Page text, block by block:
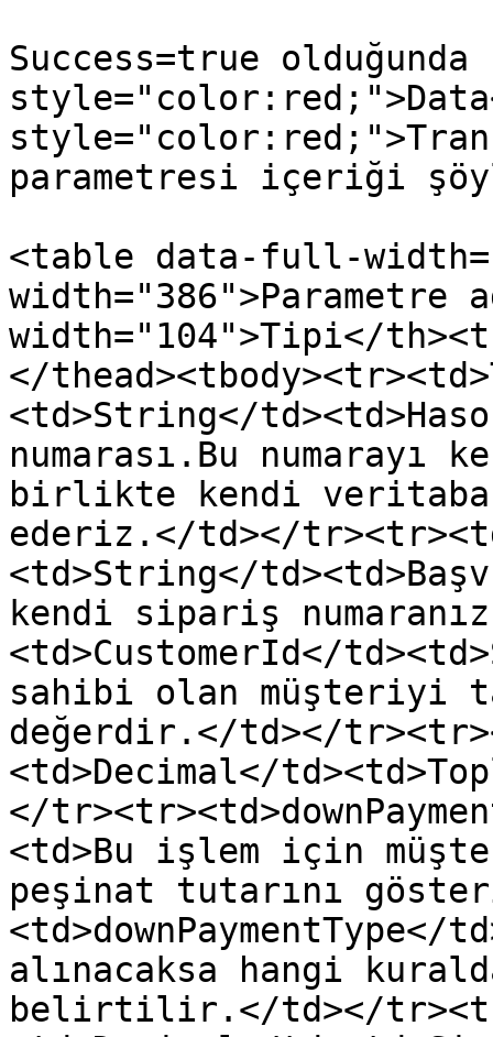
Success=true olduğunda
parametresi içeriği
<table data-full-
width="386">Parametre
width="104">Tipi</
</
<td>String</
numarası.Bu
birlikte kendi
ederiz.</td></
<td>String</
kendi sipariş
<td>CustomerId</
sahibi olan müşteriyi
değerdir.</td></
<td>Decimal</
</
<td>Bu işlem için
peşinat tutarını
alınacaksa hangi
belirtilir.</td></